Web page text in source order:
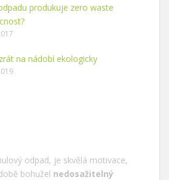
produkuje zero waste
na nádobí ekologicky
odpad, je skvělá motivace,
bohužel nedosažitelný